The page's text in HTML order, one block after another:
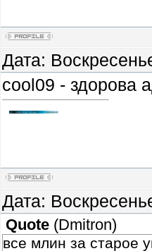
Дата:
cool09 - здорова
Дата:
Quote (Dmitron)
все млин за старое